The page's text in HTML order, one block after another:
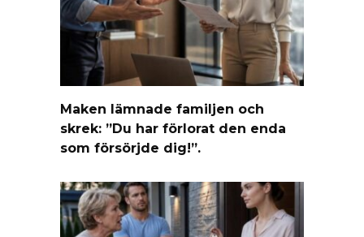
Maken lämnade familjen och
skrek: ”Du har förlorat den enda
som försörjde dig!”.